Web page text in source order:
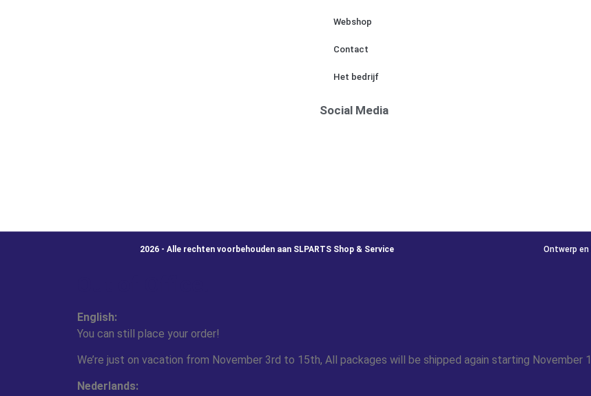
Webshop
Contact
Het bedrijf
Social Media
2026 - Alle rechten voorbehouden aan SLPARTS Shop & Service Ontwerp en
English:
You can still place your order!
We’re just on vacation from November 3rd to 15th, All packages will be shipped again starting November
Nederlands: